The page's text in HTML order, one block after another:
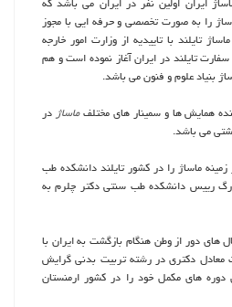
را به صورت تخصصی و حرفه ایی با مجوز
تایلند با تاییدیه از وزارت امور خارجه
تایلند در ایران آغاز نموده است و هم
بنیاد علوم و فنون می باشد.
همایش ها و سمینار های مختلفماساژدر
می باشد.
ماساژ را در کشور تایلند دانشکده طب
رییس دانشکده طب سنتی دکتر چلرم به
دور از وطن هنگام بازگشت به ایران با
معادل دکتری در رشته تربیت بدنی گرایش
های مکمل خود را در کشور ارمنستان